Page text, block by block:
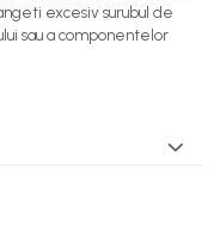
excesiv surubul de
sau a componentelor